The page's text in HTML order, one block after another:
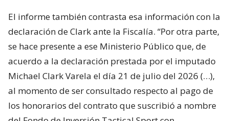
El informe también contrasta esa información con la
declaración de Clark ante la Fiscalía. “Por otra parte,
se hace presente a ese Ministerio Público que, de
acuerdo a la declaración prestada por el imputado
Michael Clark Varela el día 21 de julio del 2026 (…),
al momento de ser consultado respecto al pago de
los honorarios del contrato que suscribió a nombre